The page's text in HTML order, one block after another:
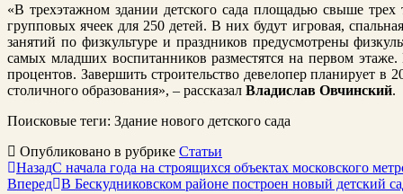
«В трехэтажном здании детского сада площадью свыше трех
групповых ячеек для 250 детей. В них будут игровая,
занятий по физкультуре и праздников предусмотрены
самых младших воспитанников разместятся на первом
процентов. Завершить строительство девелопер планирует в
столичного образования», – рассказал Владислав Овчинский.
Поисковые теги: Здание нового детского сада
Опубликовано в рубрике Статьи
НазадС начала года на строящихся объектах московского
Вперед В Бескудниковском районе построен новый детский